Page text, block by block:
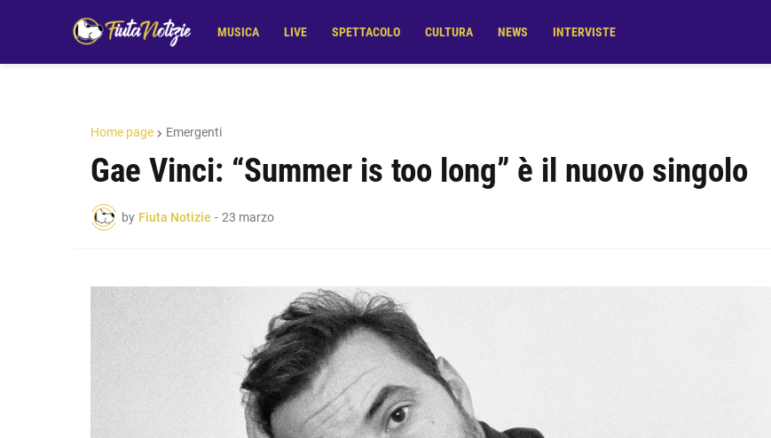
MUSICA LIVE SPETTACOLO CULTURA NEWS INTERVISTE
Home page Emergenti
Gae Vinci: “Summer is too long” è il nuovo singolo
by Fiuta Notizie - 23 marzo